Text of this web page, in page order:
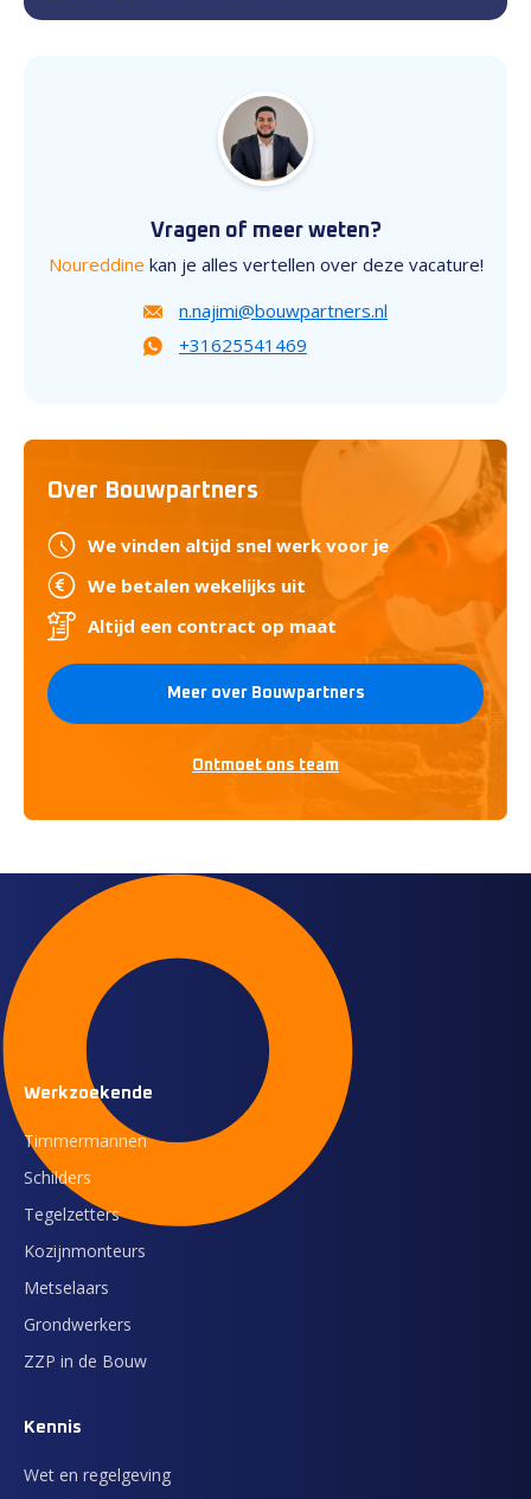
Vragen of meer weten?
Noureddine kan je alles vertellen over deze vacature!
n.najimi@bouwpartners.nl
+31625541469
Over Bouwpartners
We vinden altijd snel werk voor je
We betalen wekelijks uit
Altijd een contract op maat
Meer over Bouwpartners
Ontmoet ons team
Werkzoekende
Timmermannen
Schilders
Tegelzetters
Kozijnmonteurs
Metselaars
Grondwerkers
ZZP in de Bouw
Kennis
Wet en regelgeving